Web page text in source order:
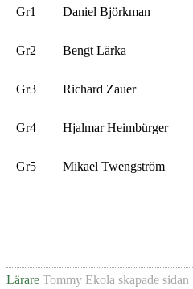
Gr1 Daniel Björkman
Gr2 Bengt Lärka
Gr3 Richard Zauer
Gr4 Hjalmar Heimbürger
Gr5 Mikael Twengström
Lärare Tommy Ekola skapade sidan